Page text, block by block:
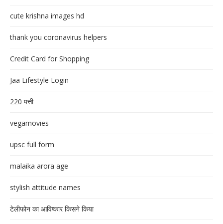
cute krishna images hd
thank you coronavirus helpers
Credit Card for Shopping
Jaa Lifestyle Login
220 पत्ती
vegamovies
upsc full form
malaika arora age
stylish attitude names
टेलीफोन का आविष्कार किसने किया